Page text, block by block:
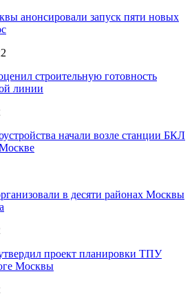
анонсировали запуск пяти новых
строительную готовность
линии
начали возле станции БКЛ
в десяти районах Москвы
проект планировки ТПУ
Москвы